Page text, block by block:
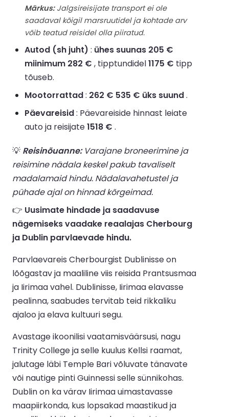
Märkus:Jalgsireisijate transport ei ole
saadaval kõigil marsruutidel ja kohtade arv
võib teatud reisidel olla piiratud.
Autod (sh juht) : ühes suunas 205 €
miinimum 282 € , tipptundidel1175 € tipp
tõuseb.
Mootorrattad: 262 € 535 € üks suund.
Päevareisid: Päevareiside hinnast leiate
auto ja reisijate1518 € .
💡 Reisinõuanne:Varajane broneerimine ja
reisimine nädala keskel pakub tavaliselt
madalamaid hindu. Nädalavahetustel ja
pühade ajal on hinnad kõrgeimad.
👉 Uusimate hindade ja saadavuse
nägemiseks vaadake reaalajas Cherbourg
ja Dublin parvlaevade hindu.
Parvlaevareis Cherbourgist Dublinisse on
lõõgastav ja maaliline viis reisida Prantsusmaa
ja Iirimaa vahel. Dublinisse, Iirimaa elavasse
pealinna, saabudes tervitab teid rikkaliku
ajaloo ja elava kultuuri segu.
Avastage ikoonilisi vaatamisväärsusi, nagu
Trinity College ja selle kuulus Kellsi raamat,
jalutage läbi Temple Bari võluvate tänavate
või nautige pinti Guinnessi selle sünnikohas.
Dublin on ka värav Iirimaa uimastavasse
maapiirkonda, kus lopsakad maastikud ja